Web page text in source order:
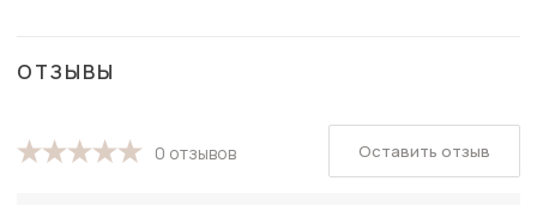
ОТЗЫВЫ
0 отзывов Оставить отзыв